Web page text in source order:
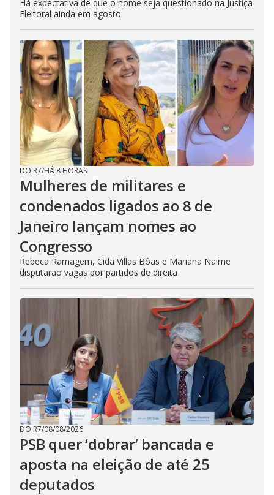
Há expectativa de que o nome seja questionado na Justiça
Eleitoral ainda em agosto
DO R7/HÁ 8 HORAS
Mulheres de militares e
condenados ligados ao 8 de
Janeiro lançam nomes ao
Congresso
Rebeca Ramagem, Cida Villas Bôas e Mariana Naime
disputarão vagas por partidos de direita
DO R7/08/08/2026
PSB quer ‘dobrar’ bancada e
aposta na eleição de até 25
deputados